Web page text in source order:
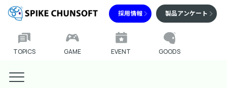
採用情報 製品アンケート
TOPICS GAME EVENT GOODS